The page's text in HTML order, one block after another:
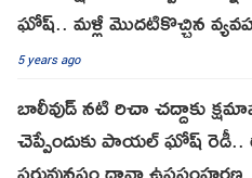
ఘోష్.. మళ్లీ మొదటికొచ్చిన
5 years ago
బాలీవుడ్ నటి రిచా చద్దాకు
చెప్పేందుకు పాయల్ ఘోష్ రెడీ..